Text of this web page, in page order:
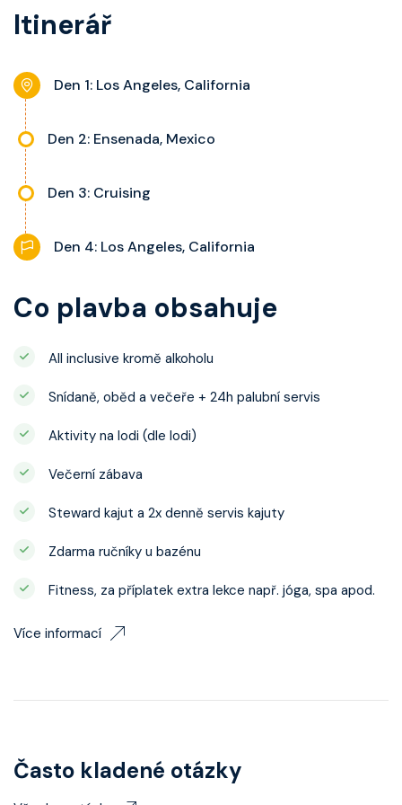
kajuty.
nastavitelnou klimatizaci,
noční stolky, trezor a balkon s
výhledem, velikost kajuty a balkonu
Itinerář
Den 1: Los Angeles, California
Den 2: Ensenada, Mexico
Den 3: Cruising
Den 4: Los Angeles, California
Co plavba obsahuje
All inclusive kromě alkoholu
Snídaně, oběd a večeře + 24h palubní servis
Aktivity na lodi (dle lodi)
Večerní zábava
Steward kajut a 2x denně servis kajuty
Zdarma ručníky u bazénu
Fitness, za příplatek extra lekce např. jóga, spa apod.
Více informací
Často kladené otázky